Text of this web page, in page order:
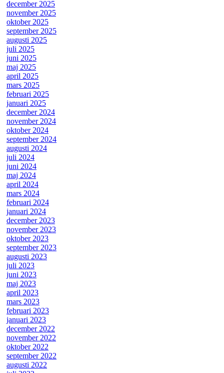
december 2025
november 2025
oktober 2025
september 2025
augusti 2025
juli 2025
juni 2025
maj 2025
april 2025
mars 2025
februari 2025
januari 2025
december 2024
november 2024
oktober 2024
september 2024
augusti 2024
juli 2024
juni 2024
maj 2024
april 2024
mars 2024
februari 2024
januari 2024
december 2023
november 2023
oktober 2023
september 2023
augusti 2023
juli 2023
juni 2023
maj 2023
april 2023
mars 2023
februari 2023
januari 2023
december 2022
november 2022
oktober 2022
september 2022
augusti 2022